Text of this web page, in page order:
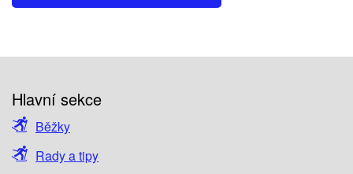
Hlavní sekce
Běžky
Rady a tipy